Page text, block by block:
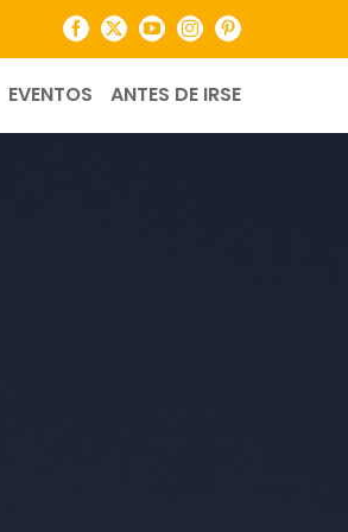
Facebook
X YouTubeInstagramPinterest
EVENTOS ANTES DE IRSE